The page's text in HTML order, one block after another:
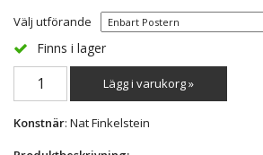
Välj utförande
Finns i lager
Lägg i varukorg »
Konstnär: Nat Finkelstein